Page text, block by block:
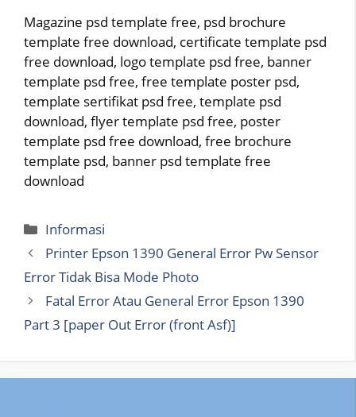
Magazine psd template free, psd brochure
template free download, certificate template psd
free download, logo template psd free, banner
template psd free, free template poster psd,
template sertifikat psd free, template psd
download, flyer template psd free, poster
template psd free download, free brochure
template psd, banner psd template free
download
Categories
Informasi
Printer Epson 1390 General Error Pw Sensor
Error Tidak Bisa Mode Photo
Fatal Error Atau General Error Epson 1390
Part 3 [paper Out Error (front Asf)]